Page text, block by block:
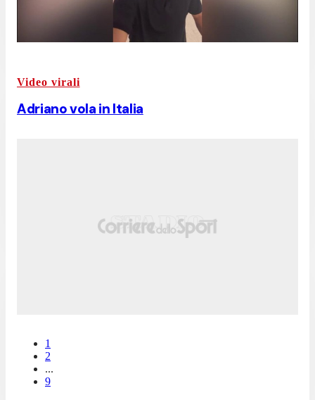
Video virali
Adriano vola in Italia
1
2
...
9